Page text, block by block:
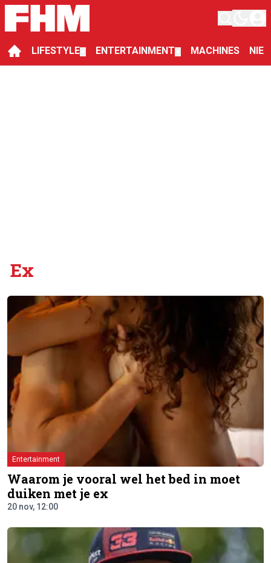
LIFESTYLE ENTERTAINMENT MACHINES
Ex
Entertainment
Waarom je vooral wel het bed in moet
duiken met je ex
20 nov, 12:00